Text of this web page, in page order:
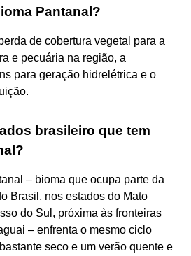
Pantanal?
de cobertura vegetal para a
e pecuária na região, a
para geração hidrelétrica e o
brasileiro que tem
– bioma que ocupa parte da
Brasil, nos estados do Mato
do Sul, próxima às fronteiras
– enfrenta o mesmo ciclo
seco e um verão quente e